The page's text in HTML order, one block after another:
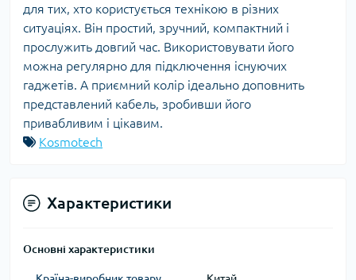
для тих, хто користується технікою в різних
ситуаціях. Він простий, зручний, компактний і
прослужить довгий час. Використовувати його
можна регулярно для підключення існуючих
гаджетів. А приємний колір ідеально доповнить
представлений кабель, зробивши його
привабливим і цікавим.
Kosmotech
Характеристики
Основні характеристики